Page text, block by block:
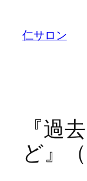
仁サロン
『過
ど』